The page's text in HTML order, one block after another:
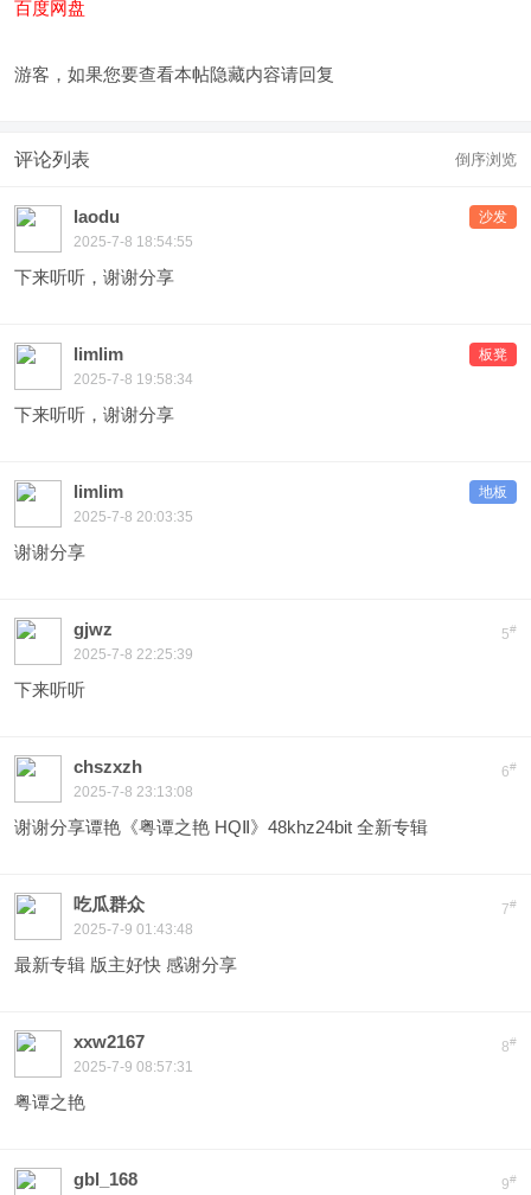
百度网盘
游客，如果您要查看本帖隐藏内容请回复
评论列表 倒序浏览
沙发
laodu
2025-7-8 18:54:55
下来听听，谢谢分享
板凳
limlim
2025-7-8 19:58:34
下来听听，谢谢分享
地板
limlim
2025-7-8 20:03:35
谢谢分享
5#
gjwz
2025-7-8 22:25:39
下来听听
6#
chszxzh
2025-7-8 23:13:08
谢谢分享谭艳《粤谭之艳 HQⅡ》48khz24bit 全新专辑
7#
吃瓜群众
2025-7-9 01:43:48
最新专辑 版主好快 感谢分享
8#
xxw2167
2025-7-9 08:57:31
粤谭之艳
9#
gbl_168